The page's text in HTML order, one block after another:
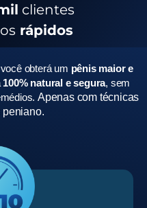
clientes
rápidos
você obterá um pênis maior e
100% natural e segura, sem
Apenas com técnicas
peniano.